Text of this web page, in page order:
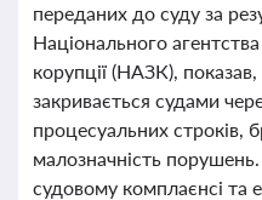
переданих до суду за
Національного
корупції (НАЗК),
закривається судами
процесуальних строків,
малозначність
судовому комплаєнсі та